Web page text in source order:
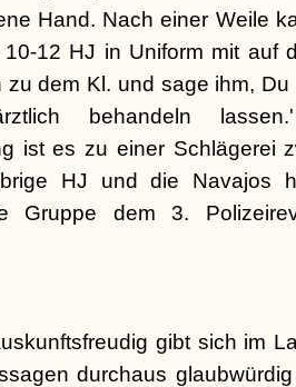
Hand. Nach einer Weile
12 HJ in Uniform mit auf
dem Kl. und sage ihm,
behandeln
ist es zu einer Schlägerei
HJ und die Navajos
Gruppe dem 3.
gibt sich im
durchaus